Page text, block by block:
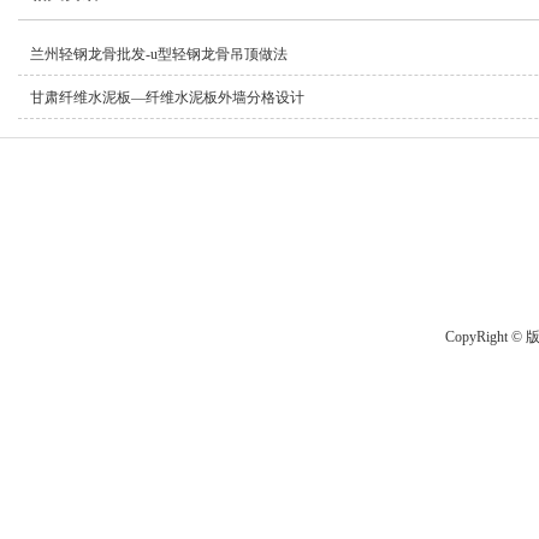
兰州轻钢龙骨批发​-u型轻钢龙骨吊顶做法
甘肃纤维水泥板​—纤维水泥板外墙分格设计
CopyRight ©